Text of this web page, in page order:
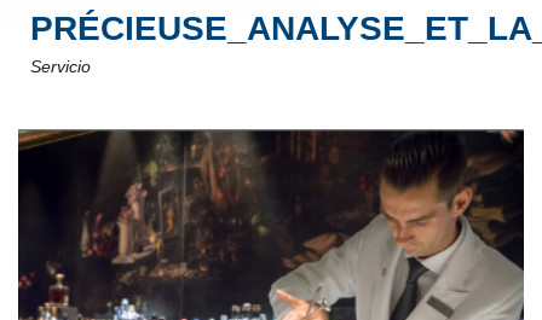
Servicio